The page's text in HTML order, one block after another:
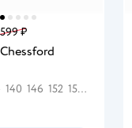
₽
140 146 152 158